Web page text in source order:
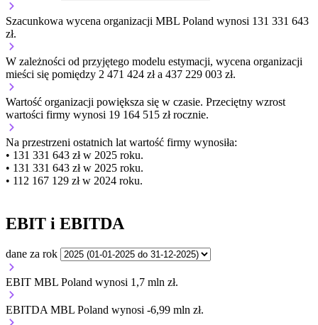
Szacunkowa wycena organizacji MBL Poland wynosi 131 331 643
zł.
W zależności od przyjętego modelu estymacji, wycena organizacji
mieści się pomiędzy 2 471 424 zł a 437 229 003 zł.
Wartość organizacji powiększa się w czasie. Przeciętny wzrost
wartości firmy wynosi 19 164 515 zł rocznie.
Na przestrzeni ostatnich lat wartość firmy wynosiła:
• 131 331 643 zł w 2025 roku.
• 131 331 643 zł w 2025 roku.
• 112 167 129 zł w 2024 roku.
EBIT i EBITDA
dane za rok
EBIT MBL Poland wynosi 1,7 mln zł.
EBITDA MBL Poland wynosi -6,99 mln zł.